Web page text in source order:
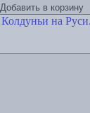
Добавить в корзину
Колдуньи на